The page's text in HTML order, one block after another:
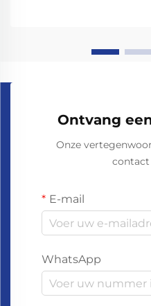
Ontvang
Onze
E-mail
WhatsApp